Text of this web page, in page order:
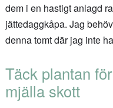
dem i en hastigt anlagd
jättedaggkåpa. Jag
denna tomt där jag inte
Täck plantan
mjälla skott